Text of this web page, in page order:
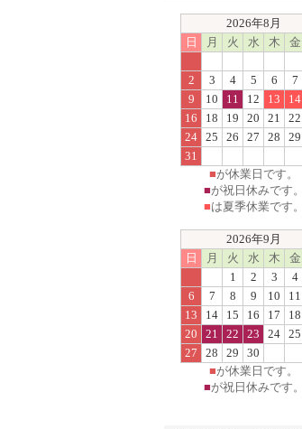
2026年8月
日
月 火 水 木 金
2
3 4 5 6 7
9
10 11 12 13 14
16
18 19 20 21 22
24 25 26 27 28 29
31
■が休業日です。
■が祝日休みです。
■は夏季休業です。
2026年9月
日
月 火 水 木 金
1
2 3 4
6
7 8 9 10 11
13
14 15 16 17 18
20
21 22 23 24 25
27
28 29
30
■が休業日です。
■が祝日休みです。